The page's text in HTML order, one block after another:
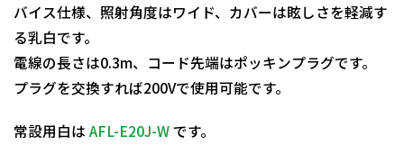
バイス仕様、照射角度はワイド、カバーは眩しさを軽減す
る乳白です。
電線の長さは0.3m、コード先端はポッキンプラグです。
プラグを交換すれば200Vで使用可能です。
常設用白は AFL-E20J-W です。